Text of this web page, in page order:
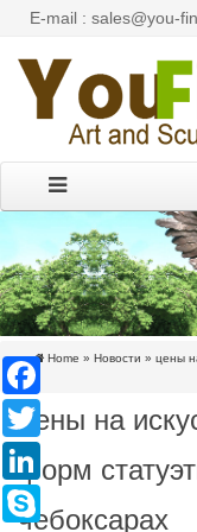
E-mail : sales@you-
Home » Новости » цены
цены на
форм
чебоксарах
Facebook